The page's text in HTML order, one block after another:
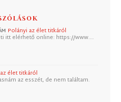
Polányi az élet titkáról
itt elérhető online: https://www.…
élet titkáról
az esszét, de nem találtam.